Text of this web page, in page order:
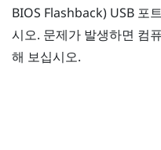
BIOS Flashback) USB 포
시오. 문제가 발생하면 컴
해 보십시오.